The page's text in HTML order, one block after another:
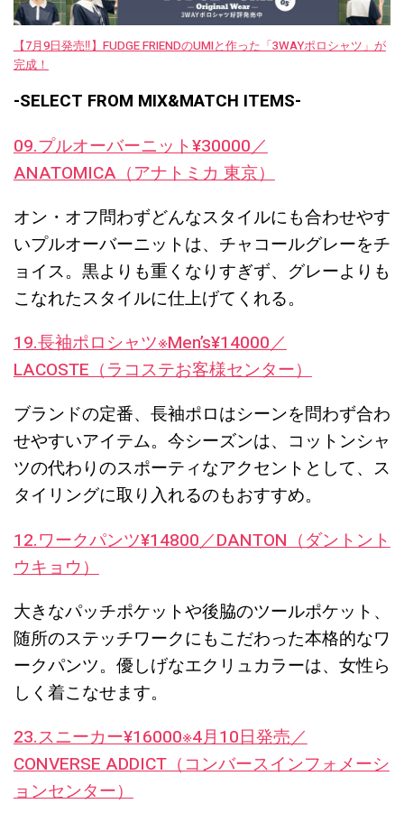
【7月9日発売‼︎】FUDGE FRIENDのUMIと作った「3WAYポロシャツ」が
完成！
-SELECT FROM MIX&MATCH ITEMS-
09.プルオーバーニット¥30000／
ANATOMICA（アナトミカ 東京）
オン・オフ問わずどんなスタイルにも合わせやす
いプルオーバーニットは、チャコールグレーをチ
ョイス。黒よりも重くなりすぎず、グレーよりも
こなれたスタイルに仕上げてくれる。
19.長袖ポロシャツ※Men’s¥14000／
LACOSTE（ラコステお客様センター）
ブランドの定番、長袖ポロはシーンを問わず合わ
せやすいアイテム。今シーズンは、コットンシャ
ツの代わりのスポーティなアクセントとして、ス
タイリングに取り入れるのもおすすめ。
12.ワークパンツ¥14800／DANTON（ダントント
ウキョウ）
大きなパッチポケットや後脇のツールポケット、
随所のステッチワークにもこだわった本格的なワ
ークパンツ。優しげなエクリュカラーは、女性ら
しく着こなせます。
23.スニーカー¥16000※4月10日発売／
CONVERSE ADDICT（コンバースインフォメーシ
ョンセンター）